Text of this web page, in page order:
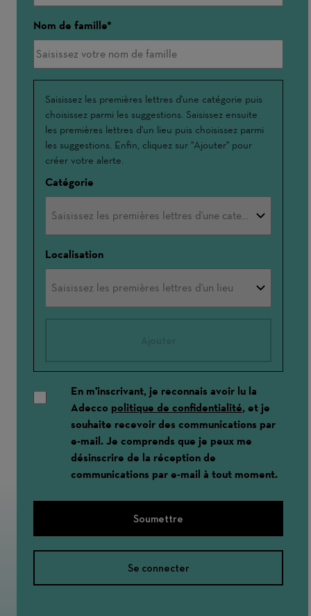
Nom de famille
Interessé(e)
par
Saisissez les premières lettres d'une catégorie puis
choisissez parmi les suggestions. Saisissez ensuite
les premières lettres d'un lieu puis choisissez parmi
les suggestions. Enfin, cliquez sur "Ajouter" pour
créer votre alerte.
Catégorie
Localisation
En m'inscrivant, je reconnais avoir lu la
Adecco politique de confidentialité, et je
souhaite recevoir des communications par
e-mail. Je comprends que je peux me
désinscrire de la réception de
communications par e-mail à tout moment.
Soumettre
Se connecter